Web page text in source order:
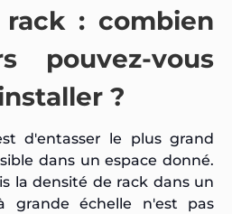
: combien
pouvez-vous
?
d'entasser le plus grand
dans un espace donné.
la densité de rack dans un
grande échelle n'est pas